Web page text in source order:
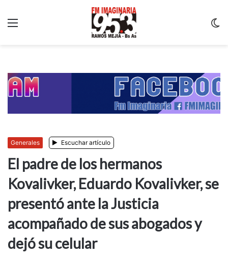
Generales Escuchar artículo
El padre de los hermanos
Kovalivker, Eduardo Kovalivker, se
presentó ante la Justicia
acompañado de sus abogados y
dejó su celular